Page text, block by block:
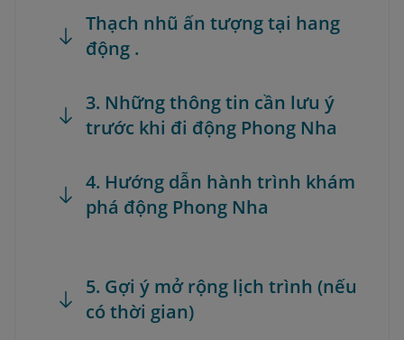
Thạch nhũ ấn tượng tại hang
động .
3. Những thông tin cần lưu ý
trước khi đi động Phong Nha
4. Hướng dẫn hành trình khám
phá động Phong Nha
5. Gợi ý mở rộng lịch trình (nếu
có thời gian)